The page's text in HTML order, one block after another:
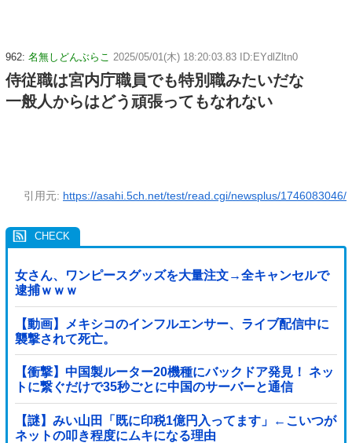
962: 名無しどんぶらこ 2025/05/01(木) 18:20:03.83 ID:EYdlZltn0
侍従職は宮内庁職員でも特別職みたいだな
一般人からはどう頑張ってもなれない
引用元: https://asahi.5ch.net/test/read.cgi/newsplus/1746083046/
女さん、ワンピースグッズを大量注文→全キャンセルで
逮捕ｗｗｗ
【動画】メキシコのインフルエンサー、ライブ配信中に
襲撃されて死亡。
【衝撃】中国製ルーター20機種にバックドア発見！ ネッ
トに繋ぐだけで35秒ごとに中国のサーバーと通信
【謎】みい山田「既に印税1億円入ってます」←こいつが
ネットの叩き程度にムキになる理由